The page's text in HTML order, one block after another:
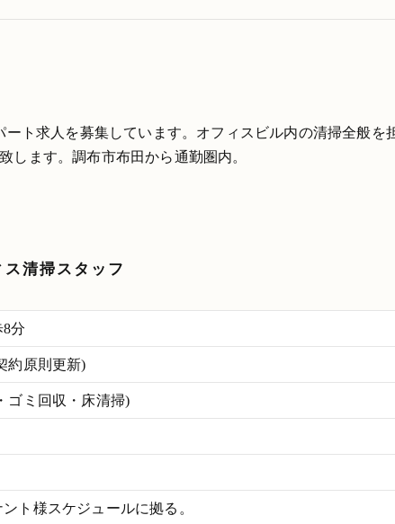
ト求人を募集しています。オフィスビル内の清掃全般を
します。調布市布田から通勤圏内。
ス清掃スタッフ
分
約原則更新)
ゴミ回収・床清掃)
ト様スケジュールに拠る。